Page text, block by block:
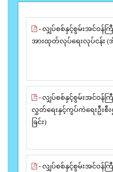
- လျှပ်စစ်နှင့်စွမ်းအင်ဝန်က
အားထုတ်လုပ်ရေးလုပ်ငန်း (
- လျှပ်စစ်နှင့်စွမ်းအင်ဝန်က
လွှတ်ရေးနှင့်ကွပ်ကဲရေးဦးစီး
ခြင်း)
- လျှပ်စစ်နှင့်စွမ်းအင်ဝန်ကြီ